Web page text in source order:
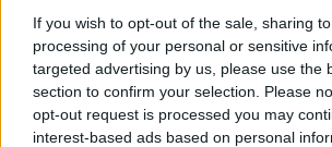
If you wish to opt-out of the sale, sharing
processing of your personal or sensitive
targeted advertising by us, please use the
section to confirm your selection. Please
opt-out request is processed you may
interest-based ads based on personal